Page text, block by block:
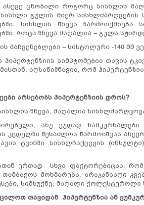
ასევე ცნობილი როგორც სისხლის
გულის მიერ სისხლძარღვების
სისხლის წნევა
როცა წნევა მაღალია – გულს
მაჩვენებლები – სისტოლური -140
სიმპტომებია თავის
აღსანიშნავია, რომ
არსებობს ჰიპერტენზიის დროს?
წნევა, მაღალია
ანუ ცუდად
კედელში შესაძლოა წარმოიშვას
ტვინში სისხლჩაქცევის
ერთად სხვა ფაქტორებიცაა,
მოხმარება, არაჯანსაღი
სიმსუქნე, მაღალი ქოლესტეროლი
თავიდან ჰიპერტენზია ან